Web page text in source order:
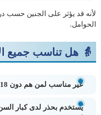
لأنه قد يؤثر على الجنين حسب
الحوامل.
👵 هل تناسب جميع
غير مناسب لمن هم دون 18 عامًا.
يُستخدم بحذر لدى كبار